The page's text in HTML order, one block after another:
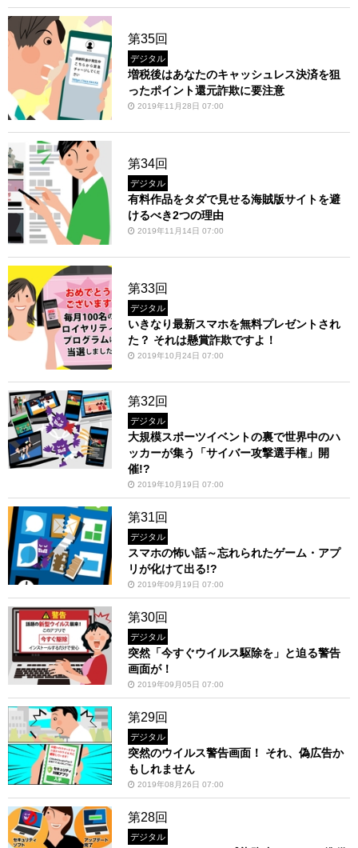
第35回
デジタル
増税後はあなたのキャッシュレス決済を狙
ったポイント還元詐欺に要注意
2019年11月28日 07:00
第34回
デジタル
有料作品をタダで見せる海賊版サイトを避
けるべき2つの理由
2019年11月14日 07:00
第33回
デジタル
いきなり最新スマホを無料プレゼントされ
た？ それは懸賞詐欺ですよ！
2019年10月24日 07:00
第32回
デジタル
大規模スポーツイベントの裏で世界中のハ
ッカーが集う「サイバー攻撃選手権」開
催!?
2019年10月19日 07:00
第31回
デジタル
スマホの怖い話～忘れられたゲーム・アプ
リが化けて出る!?
2019年09月19日 07:00
第30回
デジタル
突然「今すぐウイルス駆除を」と迫る警告
画面が！
2019年09月05日 07:00
第29回
デジタル
突然のウイルス警告画面！ それ、偽広告か
もしれません
2019年08月26日 07:00
第28回
デジタル